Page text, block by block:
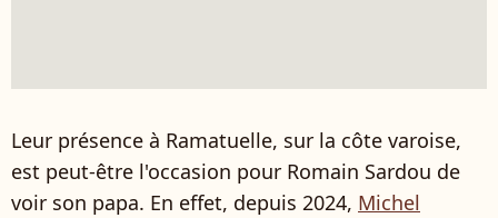
Leur présence à Ramatuelle, sur la côte varoise,
est peut-être l'occasion pour Romain Sardou de
voir son papa. En effet, depuis 2024, Michel